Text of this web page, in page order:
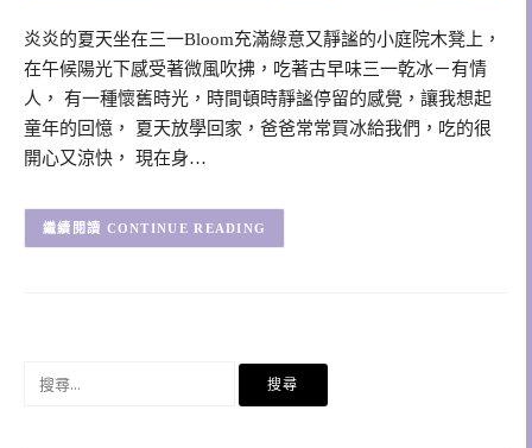
炎炎的夏天坐在三一Bloom充滿綠意又靜謐的小庭院木凳上，
在午候陽光下感受著微風吹拂，吃著古早味三一乾冰－有情
人， 有一種懷舊時光，時間頓時靜謐停留的感覺，讓我想起
童年的回憶， 夏天放學回家，爸爸常常買冰給我們，吃的很
開心又涼快， 現在身…
CONTINUE READING